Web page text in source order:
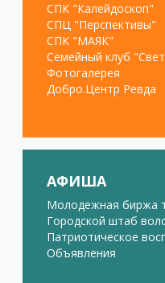
СПК "Калейдоскоп"
СПЦ "Перспективы"
СПК "МАЯК"
Семейный клуб
Фотогалерея
Добро.Центр Ревда
АФИША
Молодежная биржа
Городской штаб
Патриотическое
Объявления